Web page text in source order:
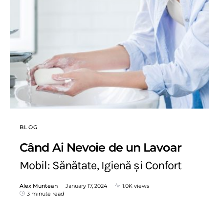
BLOG
Când Ai Nevoie de un Lavoar
Mobil: Sănătate, Igienă și Confort
Alex Muntean January 17, 2024
1.0K views
3 minute read